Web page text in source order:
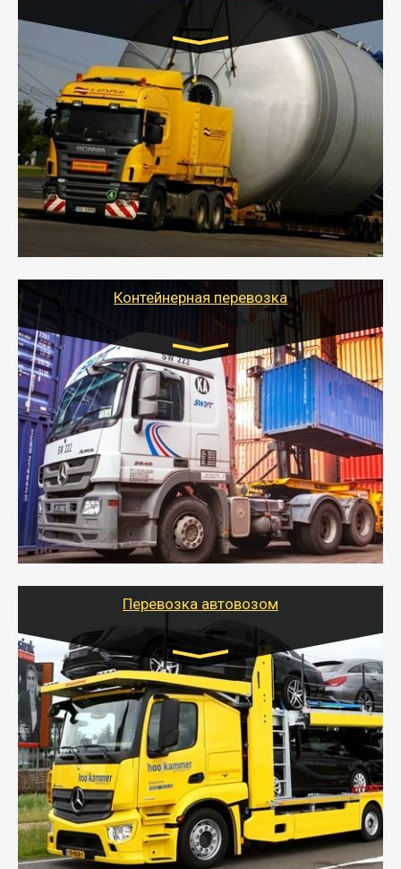
Цена за км. Рассчитывается
индивидуально
- Перевозка техники и негабаритных грузов
осуществляется после получения разрешения на
перевозку (обычно 7-14 дней).
- Тайгер Логистик в короткие сроки поможет вам
качественно и безопасно перевезти негабаритные
грузы по всей России тралом, манипулятором и
другим транспортом и подобрать оптимальный
Контейнерная перевозка
Цена за км. Рассчитывается
индивидуально
- Контейнерные грузоперевозки на специальном
оборудованном транспорте быстро, качественно и
безопасно.
- Наша транспортная компания поможет
организовать доставку в порт и из порта
стандартных контейнеров на контейнеровозе,
шаландах и площадках (открытых кузовах),
используя надежные крепления.
Перевозка автовозом
Цена за км. Рассчитывается
индивидуально
- Перевозка автовозом от Тайгер Логистик – это
быстрый и безопасный способ доставить несколько
легковых автомобилей за одну поездку в другой
город.
- Наша транспортная компания организует доставку
машин автовозом, подобрав оптимальный маршрут с
учетом всех особенности по пути следования.